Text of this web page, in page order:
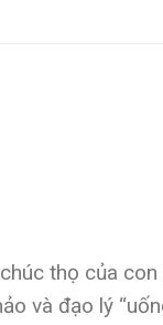
thọ của
và đạo lý